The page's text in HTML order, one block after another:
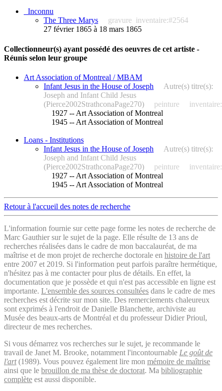
_Inconnu
The Three Marys
gravure inventaire:#2564
27 février 1865 à 18 mars 1865
Collectionneur(s) ayant possédé des oeuvres de cet artiste -
Réunis selon leur groupe
Art Association of Montreal / MBAM
Infant Jesus in the House of Joseph
Autre(s) titre(s):
Joseph and Infant Child Jesus
(Pierce2002StrathconaPage270)
peinture
1927 -- Art Association of Montreal
1945 -- Art Association of Montreal
Loans - Institutions
Infant Jesus in the House of Joseph
Autre(s) titre(s):
Joseph and Infant Child Jesus
(Pierce2002StrathconaPage270)
peinture
1927 -- Art Association of Montreal
1945 -- Art Association of Montreal
Retour à l'accueil des notes de recherche
L'information fournie sur cette page forme les notes de recherche de
Marc Gauthier sur le sujet de la page. Elle résulte de 13 ans de
recherches réalisées dans le cadre de mon baccalauréat, de ma
maîtrise et de mon projet de recherche doctorale en histoire de l'art
entre 2007 et 2019. Si l'information peut parfois paraître hermétique,
n'hésitez pas à me contacter pour plus de détails. En effet, la
documentation que je possède et qui n'est pas accessible en ligne est
importante. L'ensemble des sources consultées dans le cadre de mes
recherches est décrite sur mon site. Des remerciements chaleureux
sont exprimés à l'endroit de Danielle Blanchette, archiviste au
Musée des beaux-arts de Montréal et du professeur Didier Prioul,
directeur de mes recherches.
Si vous démarrez vos recherches sur le sujet, je recommande le
travail de Janet M. Brooke, notamment l'incontournable Le goût de
l'art(1989). Vous pouvez également lire mon mémoire de maîtrise
ainsi que le brouillon de ma thèse de doctorat. Ma bibliographie
complète est aussi disponible.